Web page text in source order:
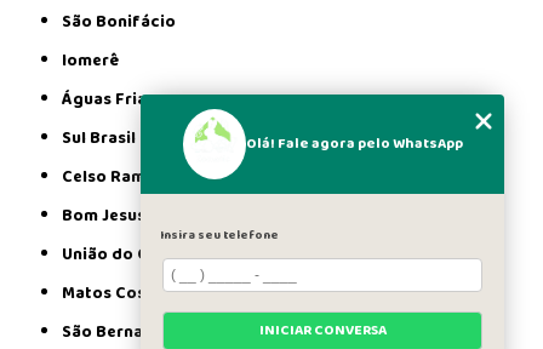
São Bonifácio
Iomerê
Águas Frias
Sul Brasil
Celso Ramos
Bom Jesus
União do Oeste
Matos Costa
São Bernardino
Olá! Fale agora pelo WhatsApp
Insira seu telefone
INICIAR CONVERSA